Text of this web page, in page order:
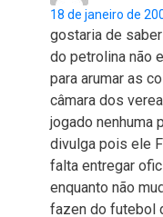
18 de janeiro de
gostaria de
do petrolina não
para arumar as
câmara dos
jogado nenhuma
divulga pois ele
falta entregar
enquanto não
fazen do futebol